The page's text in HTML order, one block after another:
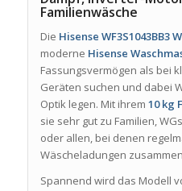
Familienwäsche
Die Hisense WF3S1043BB3
moderne Hisense
Fassungsvermögen als bei
Geräten suchen und dabei
Optik legen. Mit ihrem 10 kg
sie sehr gut zu Familien,
oder allen, bei denen
Wäscheladungen
Spannend wird das Modell